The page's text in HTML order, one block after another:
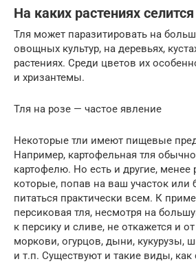
На каких растениях
Тля может паразитировать на
овощных культур, на деревьях,
растениях. Среди цветов их
и хризантемы.
Тля на розе — частое явление
Некоторые тли имеют пищевые
Например, картофельная тля
картофелю. Но есть и другие,
которые, попав на ваш участок или
питаться практически всем. К
персиковая тля, несмотря на
к персику и сливе, не откажется и
моркови, огурцов, дыни, кукурузы,
и т.п. Существуют и такие виды, как